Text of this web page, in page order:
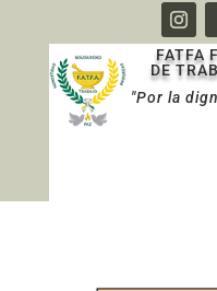
FATFA
DE
"Por la